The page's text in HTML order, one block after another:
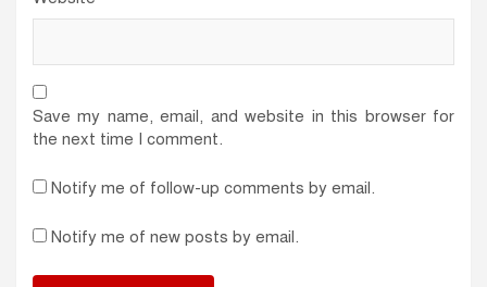
Save my name, email, and website in this browser for
the next time I comment.
Notify me of follow-up comments by email.
Notify me of new posts by email.